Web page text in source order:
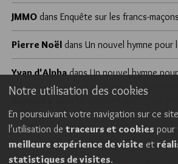
JMMO dans Enquête sur les francs-
Pierre Noël dans Un nouvel hymne pour
Yvan d'AlphadansUn nouvel hymne
Cookies
Politique de
Notre utilisation des cookies
En poursuivant votre navigation sur ce
l’utilisation de traceurs et cookies pour
meilleure expérience de visite et
statistiques de visites.